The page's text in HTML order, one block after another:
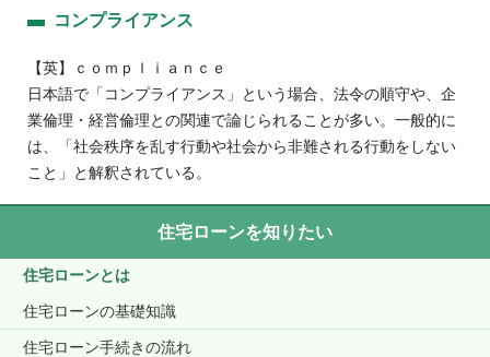
コンプライアンス
【英】ｃｏｍｐｌｉａｎｃｅ
日本語で「コンプライアンス」という場合、法令の順守や、企
業倫理・経営倫理との関連で論じられることが多い。一般的に
は、「社会秩序を乱す行動や社会から非難される行動をしない
こと」と解釈されている。
住宅ローンを知りたい
住宅ローンとは
住宅ローンの基礎知識
住宅ローン手続きの流れ